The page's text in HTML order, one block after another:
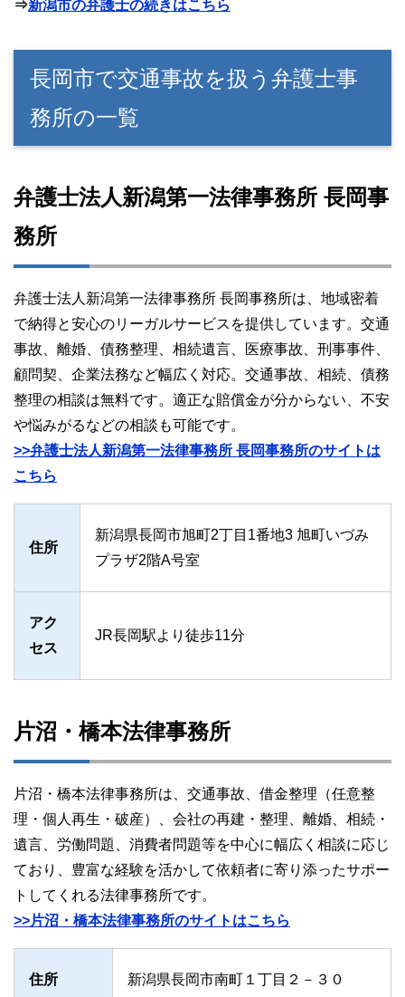
⇒新潟市の弁護士の続きはこちら
長岡市で交通事故を扱う弁護士事
務所の一覧
弁護士法人新潟第一法律事務所 長岡事
務所
弁護士法人新潟第一法律事務所 長岡事務所は、地域密着
で納得と安心のリーガルサービスを提供しています。交通
事故、離婚、債務整理、相続遺言、医療事故、刑事事件、
顧問契、企業法務など幅広く対応。交通事故、相続、債務
整理の相談は無料です。適正な賠償金が分からない、不安
や悩みがるなどの相談も可能です。
>>弁護士法人新潟第一法律事務所 長岡事務所のサイトは
こちら
住所
新潟県長岡市旭町2丁目1番地3 旭町いづみ
プラザ2階A号室
アク
セス
JR長岡駅より徒歩11分
片沼・橋本法律事務所
片沼・橋本法律事務所は、交通事故、借金整理（任意整
理・個人再生・破産）、会社の再建・整理、離婚、相続・
遺言、労働問題、消費者問題等を中心に幅広く相談に応じ
ており、豊富な経験を活かして依頼者に寄り添ったサポー
トしてくれる法律事務所です。
>>片沼・橋本法律事務所のサイトはこちら
住所 新潟県長岡市南町１丁目２－３０